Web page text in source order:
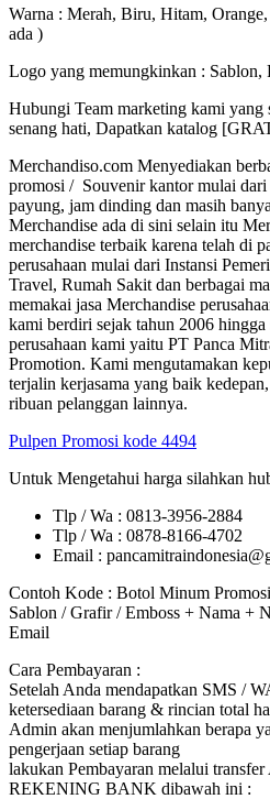
Warna : Merah, Biru, Hitam,
ada )
Logo yang memungkinkan : Sablon,
Hubungi Team marketing kami yang
senang hati, Dapatkan katalog
Merchandiso.com Menyediakan
promosi / Souvenir kantor mulai dari
payung, jam dinding dan masih
Merchandise ada di sini selain itu
merchandise terbaik karena telah di
perusahaan mulai dari Instansi
Travel, Rumah Sakit dan berbagai
memakai jasa Merchandise
kami berdiri sejak tahun 2006 hingga
perusahaan kami yaitu PT Panca
Promotion. Kami mengutamakan
terjalin kerjasama yang baik
ribuan pelanggan lainnya.
Pulpen Promosi kode 4494
Untuk Mengetahui harga silahkan
Tlp / Wa : 0813-3956-2884
Tlp / Wa : 0878-8166-4702
Email :
Contoh Kode : Botol Minum
Sablon / Grafir / Emboss + Nama +
Email
Cara Pembayaran :
Setelah Anda mendapatkan SMS /
ketersediaan barang & rincian total
Admin akan menjumlahkan berapa
pengerjaan setiap barang
lakukan Pembayaran melalui
REKENING BANK dibawah ini :